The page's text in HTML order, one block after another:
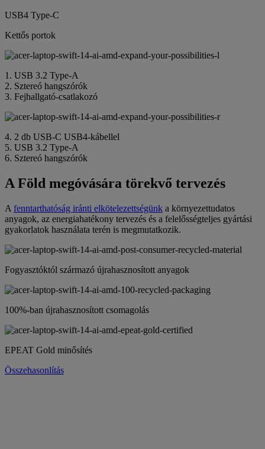
USB4 Type-C
Kettős portok
1. USB 3.2 Type-A
2. Sztereó hangszórók
3. Fejhallgató-csatlakozó
4. 2 db USB-C USB4-kábellel
5. USB 3.2 Type-A
6. Sztereó hangszórók
A Föld megóvására törekvő tervezés
A fenntarthatóság iránti elkötelezettségünk a környezettudatos
anyagok, az energiahatékony tervezés és a felelősségteljes gyártási
gyakorlatok használata terén is megmutatkozik.
Fogyasztóktól származó újrahasznosított anyagok
100%-ban újrahasznosított csomagolás
EPEAT Gold minősítés
Összehasonlítás